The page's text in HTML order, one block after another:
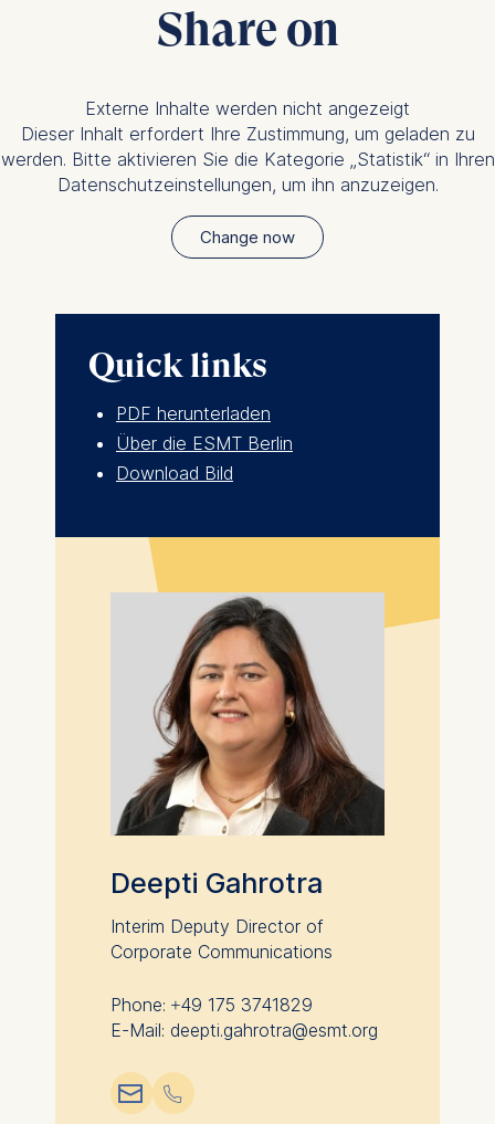
Share on
Externe Inhalte werden nicht angezeigt
Dieser Inhalt erfordert Ihre Zustimmung, um geladen zu
werden. Bitte aktivieren Sie die Kategorie „Statistik“ in Ihren
Datenschutzeinstellungen, um ihn anzuzeigen.
Change now
Quick links
PDF herunterladen
Über die ESMT Berlin
Download Bild
Deepti Gahrotra
Interim Deputy Director of
Corporate Communications
Phone: +49 175 3741829
E-Mail: deepti.gahrotra@esmt.org
📧︎ 📞︎
analytics software. This
data helps us improve our
Cookies contained in
this category are: